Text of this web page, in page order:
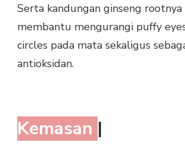
Serta kandungan ginseng
membantu mengurangi puffy
circles pada mata sekaligus
antioksidan.
Kemasan |